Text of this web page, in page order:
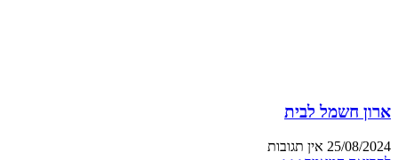
ארון חשמל לבית
25/08/2024 אין תגובות